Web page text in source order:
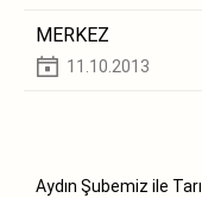
MERKEZ
11.10.2013
Aydın Şubemiz ile